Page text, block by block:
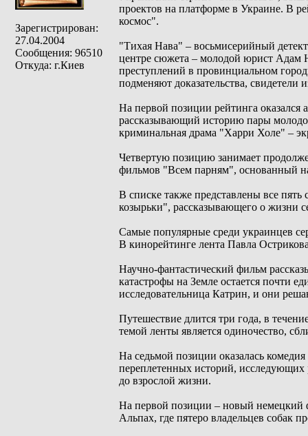
Зарегистрирован:
27.04.2004
Сообщения: 96510
Откуда: г.Киев
проектов на платформе в Украине. В
космос".
"Тихая Нава" – восьмисерийный
центре сюжета – молодой юрист Адам
преступлений в провинциальном
подменяют доказательства, свидетели
На первой позиции рейтинга оказался
рассказывающий историю пары
криминальная драма "Харри Холе" –
Четвертую позицию занимает
фильмов "Всем парням", основанный
В списке также представлены все
козырьки", рассказывающего о жизни
Самые популярные среди украинцев
В кинорейтинге лента Павла
Научно-фантастический фильм
катастрофы на Земле остается почти
исследовательница Катрин, и они
Путешествие длится три года, в
темой ленты является одиночество,
На седьмой позиции оказалась
переплетенных историй,
до взрослой жизни.
На первой позиции – новый немецкий
Альпах, где пятеро владельцев собак